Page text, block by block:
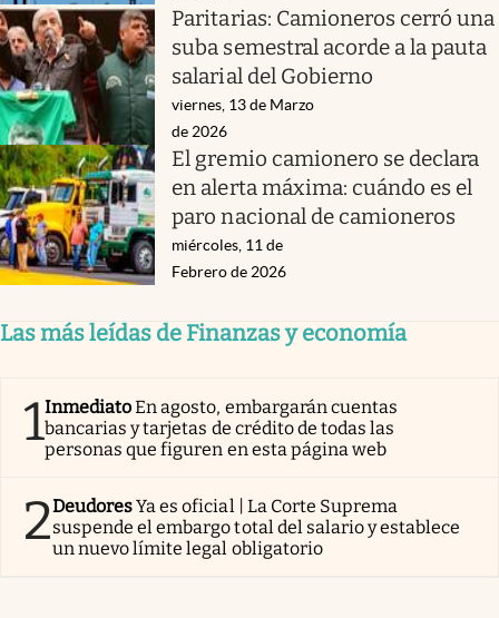
Paritarias: Camioneros cerró una
suba semestral acorde a la pauta
salarial del Gobierno
viernes, 13 de Marzo
de 2026
El gremio camionero se declara
en alerta máxima: cuándo es el
paro nacional de camioneros
miércoles, 11 de
Febrero de 2026
Las más leídas de Finanzas y economía
1InmediatoEn agosto, embargarán cuentas
bancarias y tarjetas de crédito de todas las
personas que figuren en esta página web
2DeudoresYa es oficial | La Corte Suprema
suspende el embargo total del salario y establece
un nuevo límite legal obligatorio